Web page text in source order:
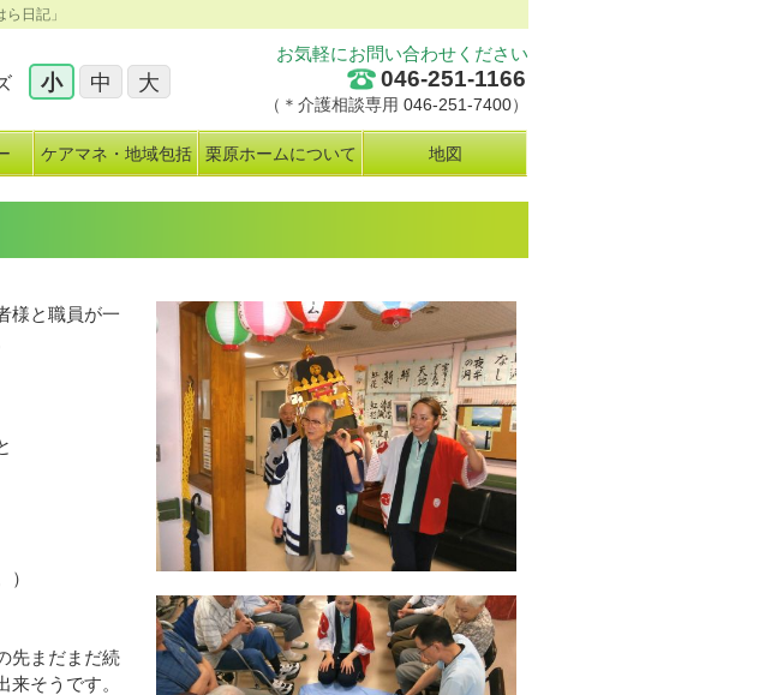
日記」
お気軽にお問い合わせください
046-251-1166
（＊介護相談専用 046-251-7400）
小 中 大
ケアマネ・地域包括 栗原ホームについて 地図
様と職員が一
先まだまだ続
来そうです。